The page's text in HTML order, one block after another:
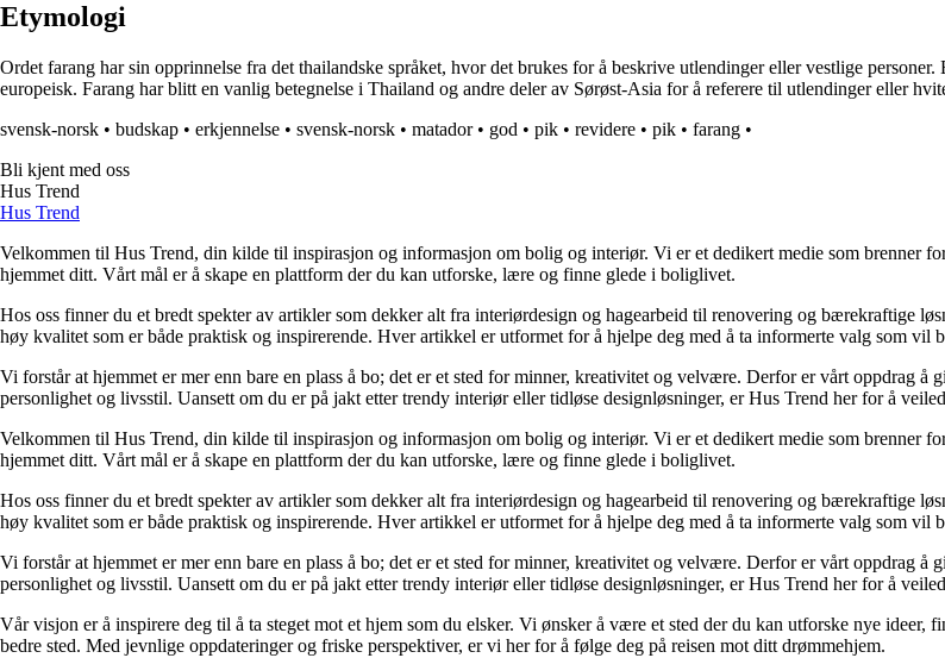
Etymologi
Ordet farang har sin opprinnelse fra det thailandske språket, hvor det brukes for å beskrive utlendinger eller vestlige
europeisk. Farang har blitt en vanlig betegnelse i Thailand og andre deler av Sørøst-Asia for å referere til utlendinger eller
svensk-norsk • budskap • erkjennelse • svensk-norsk • matador• god • pik • revidere • pik • farang •
Bli kjent med oss
Hus Trend
Hus Trend
Velkommen til Hus Trend, din kilde til inspirasjon og informasjon om bolig og interiør. Vi er et dedikert medie som brenner
hjemmet ditt. Vårt mål er å skape en plattform der du kan utforske, lære og finne glede i boliglivet.
Hos oss finner du et bredt spekter av artikler som dekker alt fra interiørdesign og hagearbeid til renovering og bærekraftige
høy kvalitet som er både praktisk og inspirerende. Hver artikkel er utformet for å hjelpe deg med å ta informerte valg som vil
Vi forstår at hjemmet er mer enn bare en plass å bo; det er et sted for minner, kreativitet og velvære. Derfor er vårt oppdrag
personlighet og livsstil. Uansett om du er på jakt etter trendy interiør eller tidløse designløsninger, er Hus Trend her for å
Velkommen til Hus Trend, din kilde til inspirasjon og informasjon om bolig og interiør. Vi er et dedikert medie som brenner
hjemmet ditt. Vårt mål er å skape en plattform der du kan utforske, lære og finne glede i boliglivet.
Hos oss finner du et bredt spekter av artikler som dekker alt fra interiørdesign og hagearbeid til renovering og bærekraftige
høy kvalitet som er både praktisk og inspirerende. Hver artikkel er utformet for å hjelpe deg med å ta informerte valg som vil
Vi forstår at hjemmet er mer enn bare en plass å bo; det er et sted for minner, kreativitet og velvære. Derfor er vårt oppdrag
personlighet og livsstil. Uansett om du er på jakt etter trendy interiør eller tidløse designløsninger, er Hus Trend her for å
Vår visjon er å inspirere deg til å ta steget mot et hjem som du elsker. Vi ønsker å være et sted der du kan utforske nye
bedre sted. Med jevnlige oppdateringer og friske perspektiver, er vi her for å følge deg på reisen mot ditt drømmehjem.